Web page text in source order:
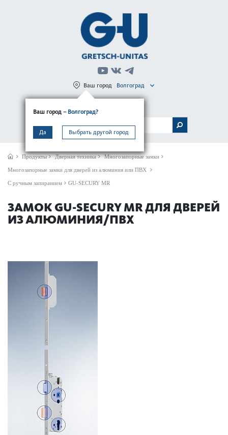
Ваш город – Волгоград?
Да Выбрать другой город
Ваш город Волгоград
МЕНЮ
Продукты Дверная техника Многозапорные замки
Многозапорные замки для дверей из алюминия или ПВХ
С ручным запиранием GU-SECURY MR
ЗАМОК GU-SECURY MR ДЛЯ ДВЕРЕЙ
ИЗ АЛЮМИНИЯ/ПВХ